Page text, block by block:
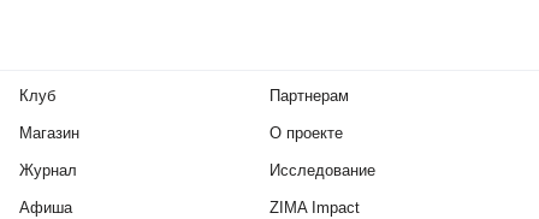
Клуб
Магазин
Журнал
Афиша
Партнерам
О проекте
Исследование
ZIMA Impact